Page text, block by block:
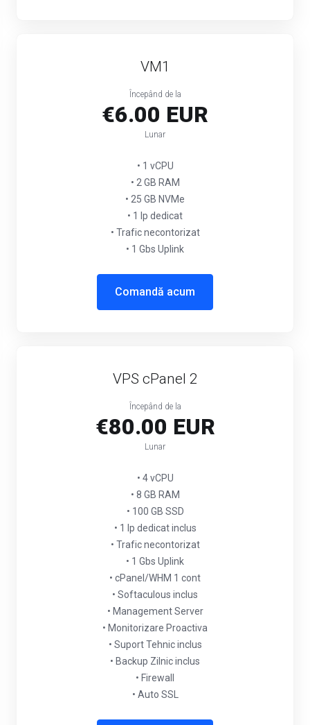
VM1
Începând de la
€6.00 EUR
Lunar
• 1 vCPU
• 2 GB RAM
• 25 GB NVMe
• 1 Ip dedicat
• Trafic necontorizat
• 1 Gbs Uplink
Comandă acum
VPS cPanel 2
Începând de la
€80.00 EUR
Lunar
• 4 vCPU
• 8 GB RAM
• 100 GB SSD
• 1 Ip dedicat inclus
• Trafic necontorizat
• 1 Gbs Uplink
• cPanel/WHM 1 cont
• Softaculous inclus
• Management Server
• Monitorizare Proactiva
• Suport Tehnic inclus
• Backup Zilnic inclus
• Firewall
• Auto SSL